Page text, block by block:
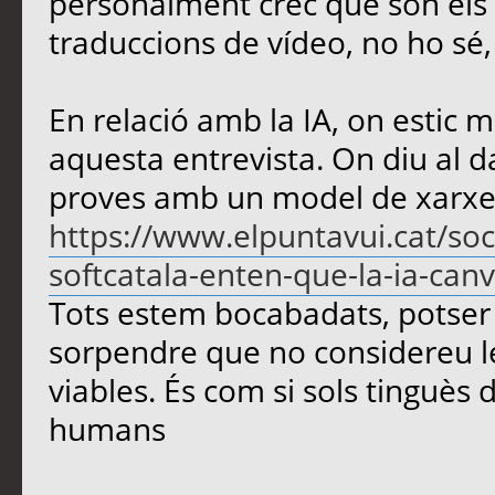
traduccions de vídeo, no ho
En relació amb la IA, on estic
aquesta entrevista. On diu al
proves amb un model de
https://www.elpuntavui.cat/
softcatala-enten-que-la-ia-
Tots estem bocabadats,
sorpendre que no considereu
viables. És com si sols tinguès
humans